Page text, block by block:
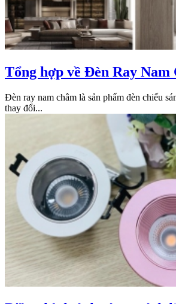
Tổng hợp về Đèn Ray Nam
Đèn ray nam châm là sản phẩm đèn chiếu
thay đổi...